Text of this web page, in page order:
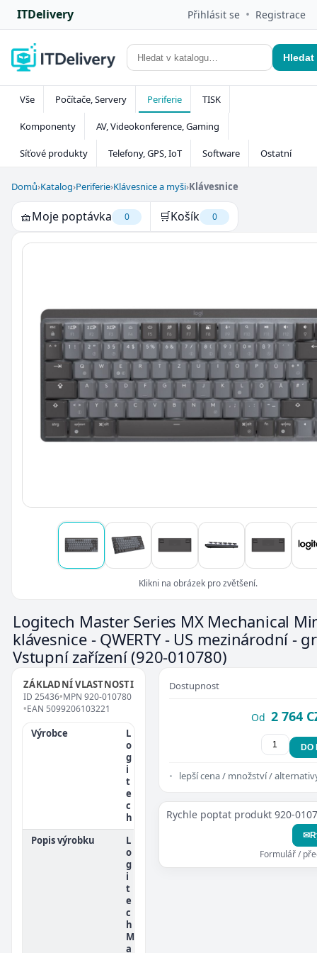
ITDelivery Přihlásit se • Registrace
Hledat
Vše Počítače, Servery Periferie TISK
Komponenty AV, Videokonference, Gaming
Síťové produkty Telefony, GPS, IoT Software Ostatní
Domů›Katalog›Periferie›Klávesnice a myši›Klávesnice
🧺Moje poptávka 0 🛒Košík 0
Klikni na obrázek pro zvětšení.
Logitech Master Series MX Mechanical
klávesnice - QWERTY - US mezinárodní -
Vstupní zařízení(920-010780)
ZÁKLADNÍ VLASTNOSTI
ID 25436•MPN 920-010780
•EAN 5099206103221
Výrobce
L
o
g
i
t
e
c
h
Popis výrobku
L
o
g
i
t
e
c
h
M
a
Dostupnost
Od 2 764
DO
lepší cena / množství /
Rychle poptat produkt 920-
✉
Formulář /